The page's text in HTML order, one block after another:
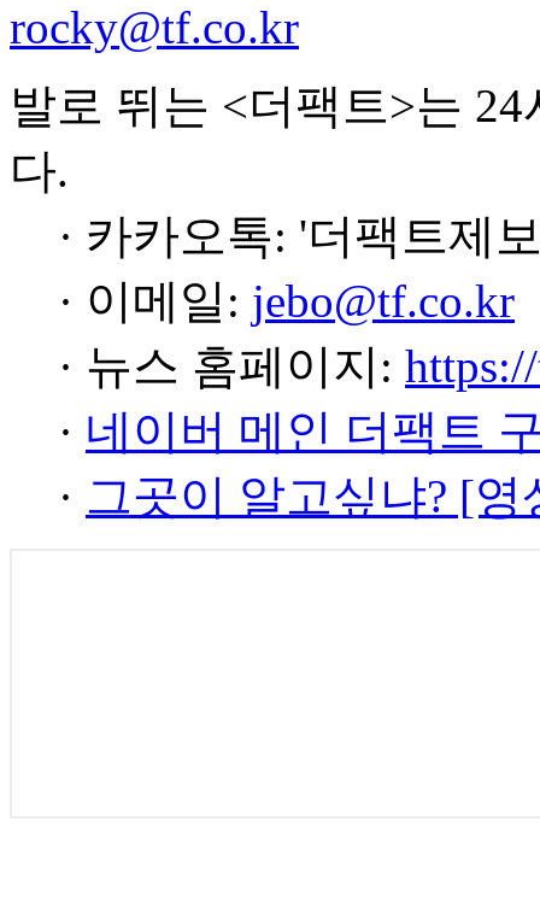
rocky@tf.co.kr
발로 뛰는 <더팩트>는
다.
· 카카오톡: '더팩트제
· 이메일: jebo@tf.co.kr
· 뉴스 홈페이지:
· 네이버 메인 더팩트
· 그곳이 알고싶냐? [